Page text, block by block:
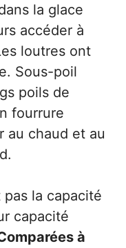
la glace
accéder à
loutres ont
Sous-poil
poils de
fourrure
au chaud et au
pas la capacité
capacité
à